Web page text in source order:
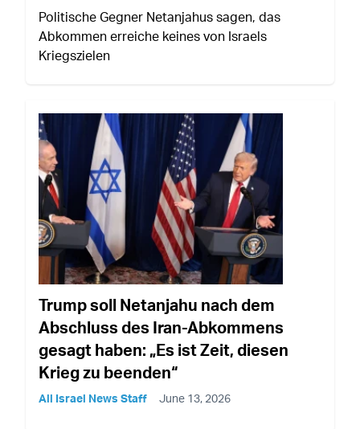
Politische Gegner Netanjahus sagen, das
Abkommen erreiche keines von Israels
Kriegszielen
Trump soll Netanjahu nach dem
Abschluss des Iran-Abkommens
gesagt haben: „Es ist Zeit, diesen
Krieg zu beenden“
All Israel News Staff June 13, 2026